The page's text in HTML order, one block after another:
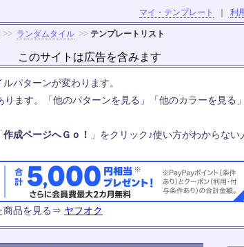
マイ・テンプレート 利
>> ランダムタイル >> テンプレートリスト
このサイトは広告を含みます
パターンが変わります。
ります。「他のパターンを見る」「他のカラーを見る
作成ページへＧｏ！
」をクリック♪使い方がわからな
商品を見る⇒ ヤフオク